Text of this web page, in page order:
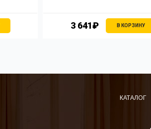
3 641₽ В КОРЗИНУ
КАТАЛОГ